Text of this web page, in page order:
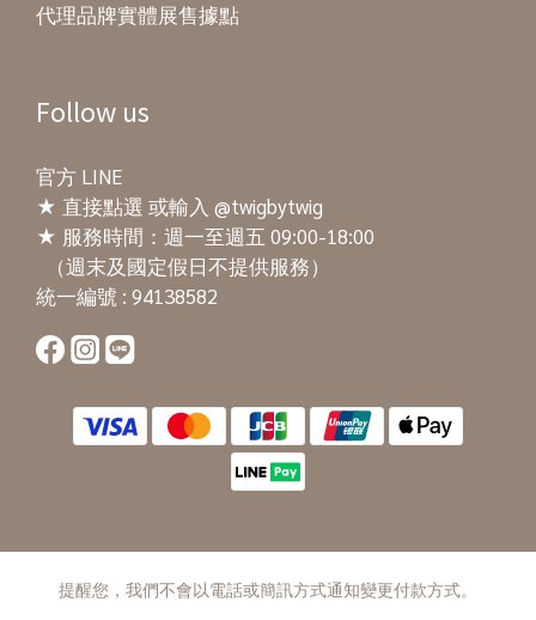
代理品牌實體展售據點
Follow us
官方 LINE
★ 直接點選 或輸入 @twigbytwig
★ 服務時間：週一至週五 09:00-18:00
（週末及國定假日不提供服務）
統一編號 : 94138582
提醒您，我們不會以電話或簡訊方式通知變更付款方式。